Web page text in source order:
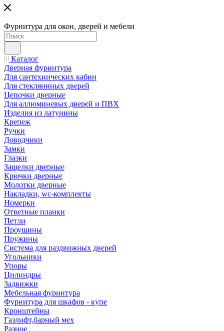
Фурнитура для окон, дверей и мебели
Каталог
Дверная фурнитура
Для сантехнических кабин
Для стекляннных дверей
Цепочки дверные
Для аллюминевых дверей и ПВХ
Изделия из латунины
Крепеж
Ручки
Доводчики
Замки
Глазки
Защелки дверные
Крючки дверные
Молотки дверные
Накладки, wc-комплекты
Номерки
Ответные планки
Петли
Проушины
Пружины
Система для раздвижных дверей
Угольники
Упоры
Цилиндры
Задвижки
Мебельная фурнитура
Фурнитура для шкафов - купе
Кронштейны
Газлифт,барный мех
Разное